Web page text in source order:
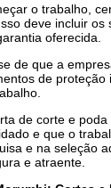
o trabalho,
deve incluir
oferecida.
de que a
de
de corte e
e que o
e na seleção
e atraente.